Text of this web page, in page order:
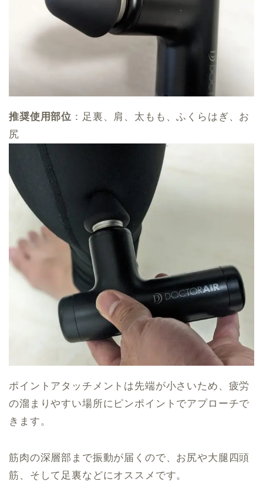
推奨使用部位 ：足裏、肩、太もも、ふくらはぎ、お
尻
ポイントアタッチメントは先端が小さいため、疲労
の溜まりやすい場所にピンポイントでアプローチで
きます。
筋肉の深層部まで振動が届くので、お尻や大腿四頭
筋、そして足裏などにオススメです。